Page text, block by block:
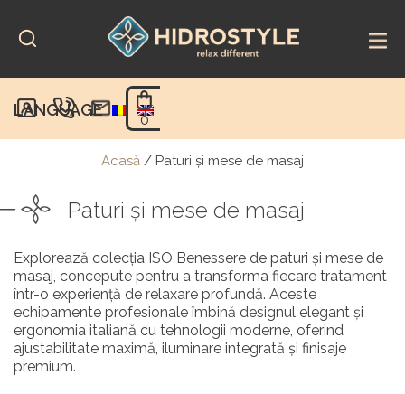
content
LANGUAGE
0
Acasă / Paturi şi mese de masaj
Paturi şi mese de masaj
Explorează colecția ISO Benessere de paturi și mese de
masaj, concepute pentru a transforma fiecare tratament
într-o experiență de relaxare profundă. Aceste
echipamente profesionale îmbină designul elegant și
ergonomia italiană cu tehnologii moderne, oferind
ajustabilitate maximă, iluminare integrată și finisaje
premium.